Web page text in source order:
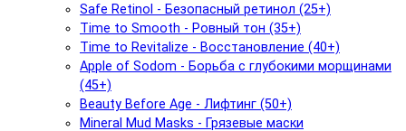
Safe Retinol - Безопасный ретинол (25+)
Time to Smooth - Ровный тон (35+)
Time to Revitalize - Восстановление (40+)
Apple of Sodom - Борьба с глубокими морщинами
(45+)
Beauty Before Age - Лифтинг (50+)
Mineral Mud Masks - Грязевые маски